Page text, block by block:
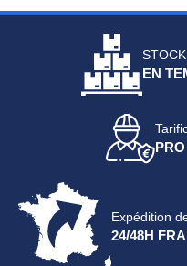
STOCK
EN
PRO
Expédition
24/48H